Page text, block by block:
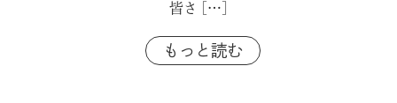
皆さ […]
もっと読む